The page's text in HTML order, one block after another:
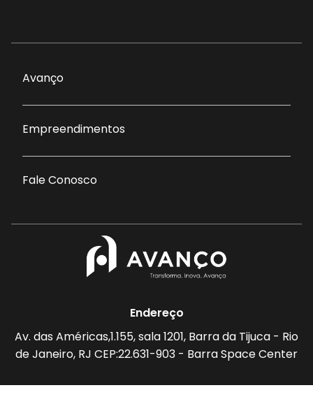
Avanço
Empreendimentos
Fale Conosco
Endereço
Av. das Américas,1.155, sala 1201, Barra da Tijuca - Rio
de Janeiro, RJ CEP:22.631-903 - Barra Space Center